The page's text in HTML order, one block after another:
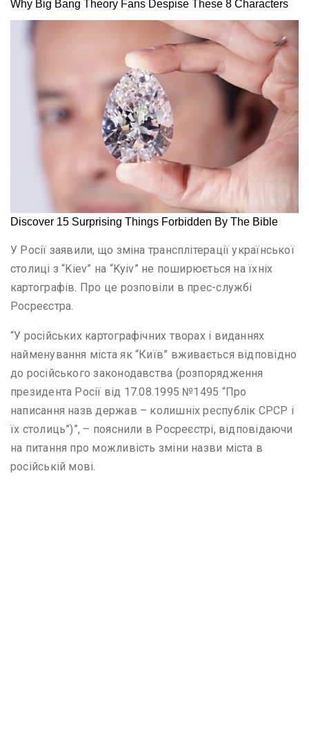
У Росії заявили, що зміна трансплітерації української
столиці з “Kiev” на “Kyiv” не поширюється на їхніх
картографів. Про це розповіли в прес-службі
Росреєстра.
“У російських картографічних творах і виданнях
найменування міста як “Київ” вживається відповідно
до російського законодавства (розпорядження
президента Росії від 17.08.1995 №1495 “Про
написання назв держав – колишніх республік СРСР і
їх столиць”)”, – пояснили в Росреєстрі, відповідаючи
на питання про можливість зміни назви міста в
російській мові.